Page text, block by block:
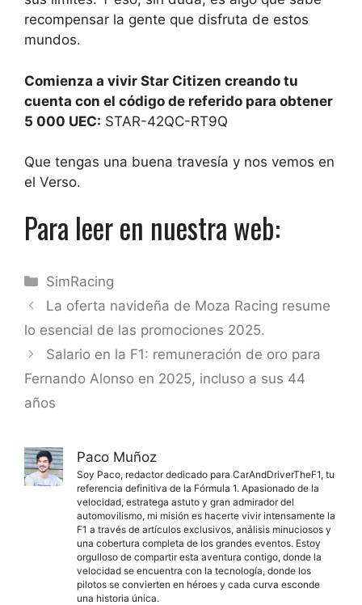
recompensar la gente que disfruta de estos
mundos.
Comienza a vivir Star Citizen creando tu
cuenta con el código de referido para obtener
5 000 UEC: STAR-42QC-RT9Q
Que tengas una buena travesía y nos vemos en
el Verso.
Para leer en nuestra web:
Categorías
SimRacing
La oferta navideña de Moza Racing resume
lo esencial de las promociones 2025.
Salario en la F1: remuneración de oro para
Fernando Alonso en 2025, incluso a sus 44
años
Paco Muñoz
Soy Paco, redactor dedicado para CarAndDriverTheF1, tu
referencia definitiva de la Fórmula 1. Apasionado de la
velocidad, estratega astuto y gran admirador del
automovilismo, mi misión es hacerte vivir intensamente la
F1 a través de artículos exclusivos, análisis minuciosos y
una cobertura completa de los grandes eventos. Estoy
orgulloso de compartir esta aventura contigo, donde la
velocidad se encuentra con la tecnología, donde los
pilotos se convierten en héroes y cada curva esconde
una historia única.